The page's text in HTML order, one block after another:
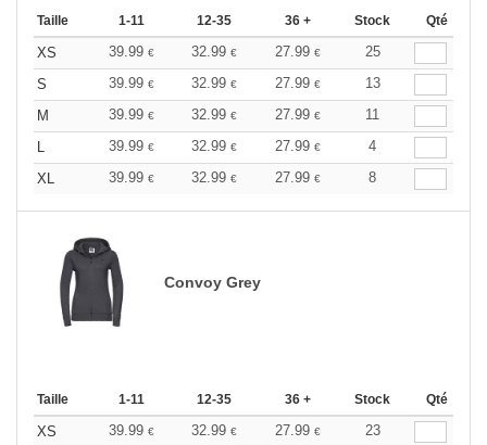
Taille 1-11 12-35 36 + Stock Qté
XS 39.99 € 32.99 € 27.99 €
25
S
39.99 € 32.99 € 27.99 €
13
M
39.99 € 32.99 € 27.99 €
11
L
39.99 € 32.99 € 27.99 €
4
XL
39.99 € 32.99 € 27.99 € 8
Convoy Grey
Taille 1-11 12-35 36 + Stock Qté
XS 39.99 € 32.99 € 27.99 €
23